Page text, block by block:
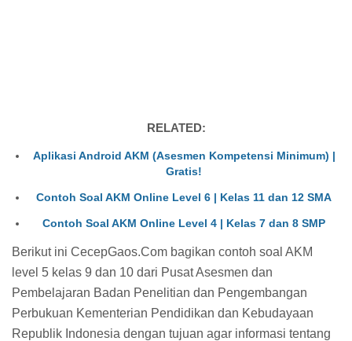
RELATED:
Aplikasi Android AKM (Asesmen Kompetensi Minimum) |
Gratis!
Contoh Soal AKM Online Level 6 | Kelas 11 dan 12 SMA
Contoh Soal AKM Online Level 4 | Kelas 7 dan 8 SMP
Berikut ini CecepGaos.Com bagikan contoh soal AKM
level 5 kelas 9 dan 10 dari Pusat Asesmen dan
Pembelajaran Badan Penelitian dan Pengembangan
Perbukuan Kementerian Pendidikan dan Kebudayaan
Republik Indonesia dengan tujuan agar informasi tentang